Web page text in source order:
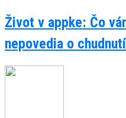
Život v appke: Čo
nepovedia o